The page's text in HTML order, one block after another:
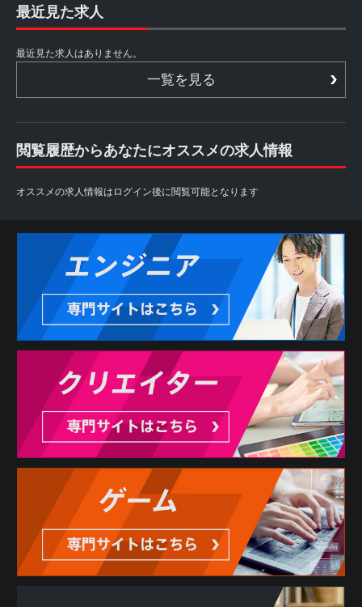
最近見た求人
最近見た求人はありません。
一覧を見る
閲覧履歴からあなたにオススメの求人情報
オススメの求人情報はログイン後に閲覧可能となります